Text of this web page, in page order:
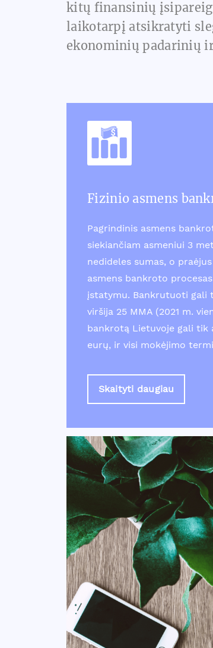
kitų finansinių
laikotarpį atsikratyti
ekonominių padarinių
Fizinio asmens
Pagrindinis asmens
siekiančiam asmeniui 3
nedideles sumas, o
asmens bankroto
įstatymu. Bankrutuoti gali
viršija 25 MMA (2021 m.
bankrotą Lietuvoje gali tik
eurų, ir visi mokėjimo
Skaityti daugiau